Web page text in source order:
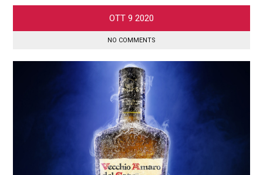
OTT 9 2020
NO COMMENTS